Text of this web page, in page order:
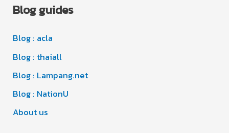
e
h
v
e
s
Blog guides
Blog : acla
Blog : thaiall
Blog : Lampang.net
Blog : NationU
About us